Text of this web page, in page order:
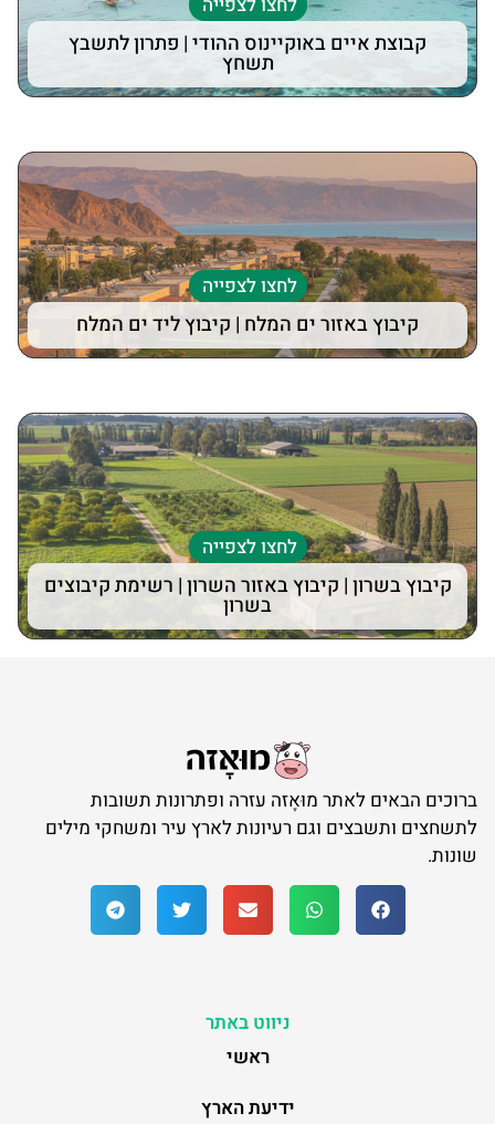
קבוצת איים באוקיינוס ההודי | פתרון לתשבץ
תשחץ
לחצו לצפייה
קיבוץ באזור ים המלח | קיבוץ ליד ים המלח
לחצו לצפייה
קיבוץ בשרון | קיבוץ באזור השרון | רשימת קיבוצים
בשרון
ברוכים הבאים לאתר מוּאָזה עזרה ופתרונות תשובות
לתשחצים ותשבצים וגם רעיונות לארץ עיר ומשחקי מילים
שונות.
ניווט באתר
ראשי
ידיעת הארץ